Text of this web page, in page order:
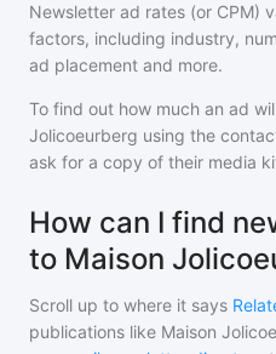
Newsletter ad rates (or CPM)
factors, including industry,
ad placement and more.
To find out how much an ad
Jolicoeurberg using the
ask for a copy of their media
How can I find
to Maison
Scroll up to where it says
publications like Maison